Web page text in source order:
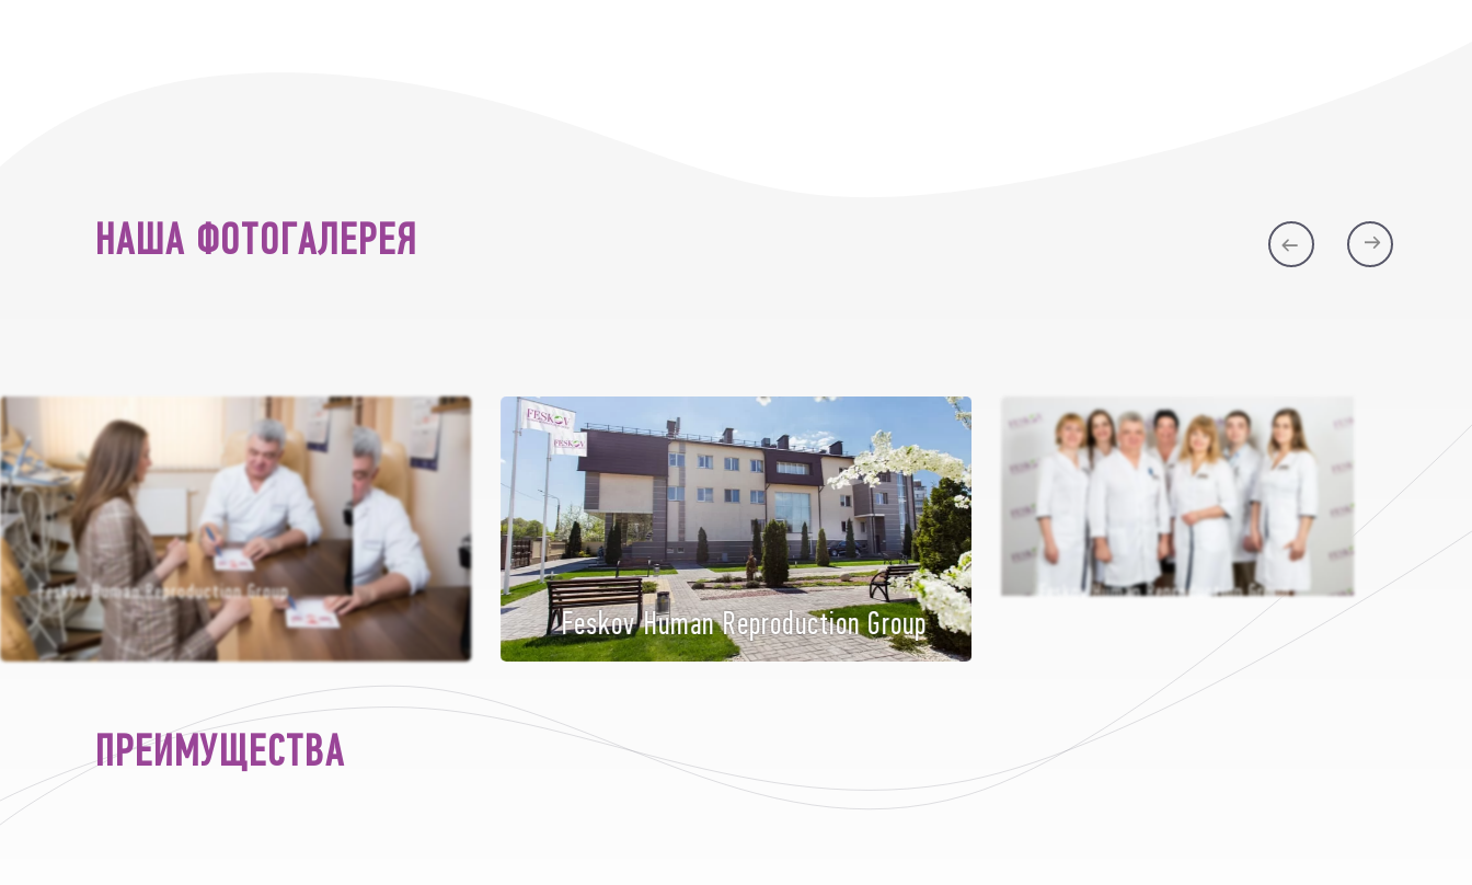
НАША ФОТОГАЛЕРЕЯ
Feskov Human Reproduction Group
Feskov Human Reproduction Group
Feskov Human Reproduction Group
ПРЕИМУЩЕСТВА